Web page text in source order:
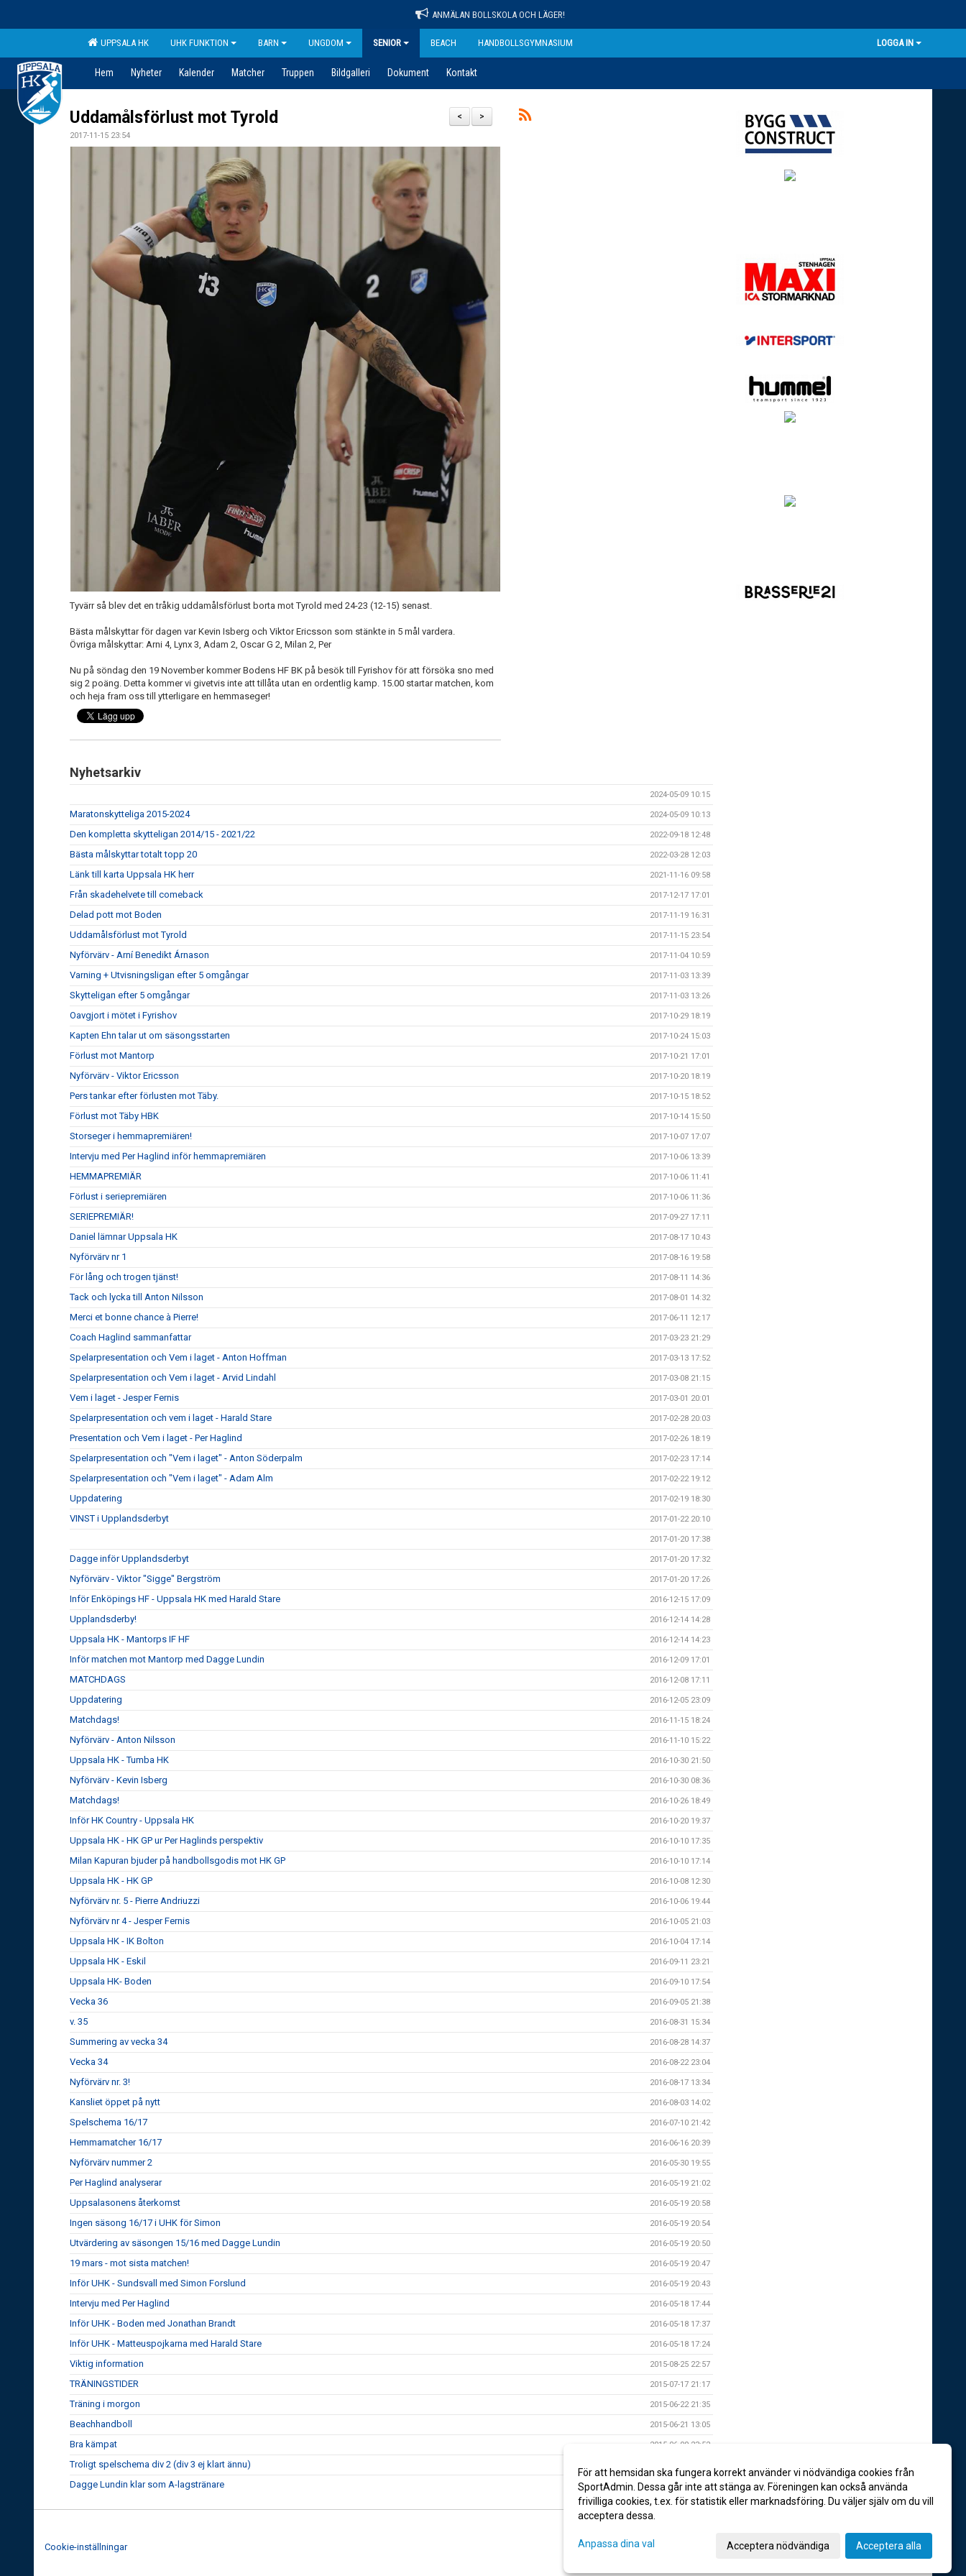
ANMÄLAN BOLLSKOLA OCH LÄGER!
UPPSALA HK UHK FUNKTION BARN UNGDOM SENIOR BEACH HANDBOLLSGYMNASIUM LOGGA IN
Hem Nyheter Kalender Matcher Truppen Bildgalleri Dokument Kontakt
>
<
Uddamålsförlust mot Tyrold
2017-11-15 23:54
Tyvärr så blev det en tråkig uddamålsförlust borta mot Tyrold med 24-23 (12-15) senast.
Bästa målskyttar för dagen var Kevin Isberg och Viktor Ericsson som stänkte in 5 mål vardera.
Övriga målskyttar: Arni 4, Lynx 3, Adam 2, Oscar G 2, Milan 2, Per
Nu på söndag den 19 November kommer Bodens HF BK på besök till Fyrishov för att försöka sno med
sig 2 poäng. Detta kommer vi givetvis inte att tillåta utan en ordentlig kamp. 15.00 startar matchen, kom
och heja fram oss till ytterligare en hemmaseger!
Nyhetsarkiv
2024-05-09 10:15
Maratonskytteliga 2015-2024 2024-05-09 10:13
Den kompletta skytteligan 2014/15 - 2021/22 2022-09-18 12:48
Bästa målskyttar totalt topp 20 2022-03-28 12:03
Länk till karta Uppsala HK herr 2021-11-16 09:58
Från skadehelvete till comeback 2017-12-17 17:01
Delad pott mot Boden 2017-11-19 16:31
Uddamålsförlust mot Tyrold 2017-11-15 23:54
Nyförvärv - Arní Benedikt Árnason 2017-11-04 10:59
Varning + Utvisningsligan efter 5 omgångar 2017-11-03 13:39
Skytteligan efter 5 omgångar 2017-11-03 13:26
Oavgjort i mötet i Fyrishov 2017-10-29 18:19
Kapten Ehn talar ut om säsongsstarten 2017-10-24 15:03
Förlust mot Mantorp 2017-10-21 17:01
Nyförvärv - Viktor Ericsson 2017-10-20 18:19
Pers tankar efter förlusten mot Täby. 2017-10-15 18:52
Förlust mot Täby HBK 2017-10-14 15:50
Storseger i hemmapremiären! 2017-10-07 17:07
Intervju med Per Haglind inför hemmapremiären 2017-10-06 13:39
HEMMAPREMIÄR 2017-10-06 11:41
Förlust i seriepremiären 2017-10-06 11:36
SERIEPREMIÄR! 2017-09-27 17:11
Daniel lämnar Uppsala HK 2017-08-17 10:43
Nyförvärv nr 1 2017-08-16 19:58
För lång och trogen tjänst! 2017-08-11 14:36
Tack och lycka till Anton Nilsson 2017-08-01 14:32
Merci et bonne chance à Pierre! 2017-06-11 12:17
Coach Haglind sammanfattar 2017-03-23 21:29
Spelarpresentation och Vem i laget - Anton Hoffman 2017-03-13 17:52
Spelarpresentation och Vem i laget - Arvid Lindahl 2017-03-08 21:15
Vem i laget - Jesper Fernis 2017-03-01 20:01
Spelarpresentation och vem i laget - Harald Stare 2017-02-28 20:03
Presentation och Vem i laget - Per Haglind 2017-02-26 18:19
Spelarpresentation och "Vem i laget" - Anton Söderpalm 2017-02-23 17:14
Spelarpresentation och "Vem i laget" - Adam Alm 2017-02-22 19:12
Uppdatering 2017-02-19 18:30
VINST i Upplandsderbyt 2017-01-22 20:10
2017-01-20 17:38
Dagge inför Upplandsderbyt 2017-01-20 17:32
Nyförvärv - Viktor "Sigge" Bergström 2017-01-20 17:26
Inför Enköpings HF - Uppsala HK med Harald Stare 2016-12-15 17:09
Upplandsderby! 2016-12-14 14:28
Uppsala HK - Mantorps IF HF 2016-12-14 14:23
Inför matchen mot Mantorp med Dagge Lundin 2016-12-09 17:01
MATCHDAGS 2016-12-08 17:11
Uppdatering 2016-12-05 23:09
Matchdags! 2016-11-15 18:24
Nyförvärv - Anton Nilsson 2016-11-10 15:22
Uppsala HK - Tumba HK 2016-10-30 21:50
Nyförvärv - Kevin Isberg 2016-10-30 08:36
Matchdags! 2016-10-26 18:49
Inför HK Country - Uppsala HK 2016-10-20 19:37
Uppsala HK - HK GP ur Per Haglinds perspektiv 2016-10-10 17:35
Milan Kapuran bjuder på handbollsgodis mot HK GP 2016-10-10 17:14
Uppsala HK - HK GP 2016-10-08 12:30
Nyförvärv nr. 5 - Pierre Andriuzzi 2016-10-06 19:44
Nyförvärv nr 4 - Jesper Fernis 2016-10-05 21:03
Uppsala HK - IK Bolton 2016-10-04 17:14
Uppsala HK - Eskil 2016-09-11 23:21
Uppsala HK- Boden 2016-09-10 17:54
Vecka 36 2016-09-05 21:38
v. 35 2016-08-31 15:34
Summering av vecka 34 2016-08-28 14:37
Vecka 34 2016-08-22 23:04
Nyförvärv nr. 3! 2016-08-17 13:34
Kansliet öppet på nytt 2016-08-03 14:02
Spelschema 16/17 2016-07-10 21:42
Hemmamatcher 16/17 2016-06-16 20:39
Nyförvärv nummer 2 2016-05-30 19:55
Per Haglind analyserar 2016-05-19 21:02
Uppsalasonens återkomst 2016-05-19 20:58
Ingen säsong 16/17 i UHK för Simon 2016-05-19 20:54
Utvärdering av säsongen 15/16 med Dagge Lundin 2016-05-19 20:50
19 mars - mot sista matchen! 2016-05-19 20:47
Inför UHK - Sundsvall med Simon Forslund 2016-05-19 20:43
Intervju med Per Haglind 2016-05-18 17:44
Inför UHK - Boden med Jonathan Brandt 2016-05-18 17:37
Inför UHK - Matteuspojkarna med Harald Stare 2016-05-18 17:24
Viktig information 2015-08-25 22:57
TRÄNINGSTIDER 2015-07-17 21:17
Träning i morgon 2015-06-22 21:35
Beachhandboll 2015-06-21 13:05
Bra kämpat 2015-06-09 23:52
Troligt spelschema div 2 (div 3 ej klart ännu)
Dagge Lundin klar som A-lagstränare 2015-05-27 23:32
Cookie-inställningar
För att hemsidan ska fungera korrekt använder vi nödvändiga cookies från
SportAdmin. Dessa går inte att stänga av. Föreningen kan också använda
frivilliga cookies, t.ex. för statistik eller marknadsföring. Du väljer själv om du vill
acceptera dessa.
Anpassa dina val Acceptera nödvändiga Acceptera alla